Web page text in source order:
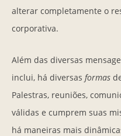
alterar completamente o
corporativa.
Além das diversas
inclui, há diversas formas
Palestras, reuniões,
válidas e cumprem suas
há maneiras mais